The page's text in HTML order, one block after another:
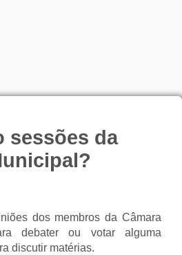
sessões da
dos membros da Câmara
debater ou votar alguma
discutir matérias.